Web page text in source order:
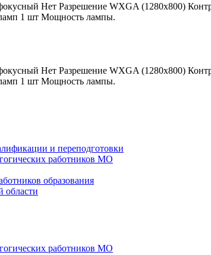
Нет Разрешение WXGA (1280x800)
ламп 1 шт Мощность лампы.
Нет Разрешение WXGA (1280x800)
ламп 1 шт Мощность лампы.
и переподготовки
работников МО
образования
области
работников МО